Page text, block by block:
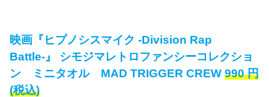
映画『ヒプノシスマイク -Division Rap
Battle-』 シモジマレトロファンシーコレクショ
ン ミニタオル MAD TRIGGER CREW 990 円
(税込)